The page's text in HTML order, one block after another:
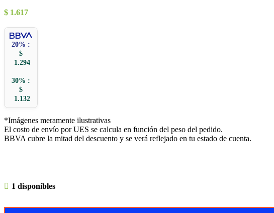
$ 1.617
20% :
$
1.294
30% :
$
1.132
*Imágenes meramente ilustrativas
El costo de envío por UES se calcula en función del peso del pedido.
BBVA cubre la mitad del descuento y se verá reflejado en tu estado de cuenta.
1 disponibles